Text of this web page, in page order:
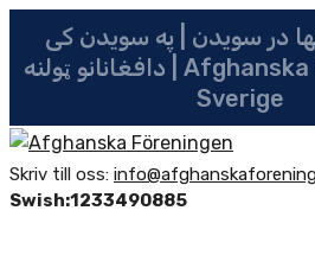
در سویدن | په سویدن کی
دافغانانو ټولنه | Afghanska Föreningen i
Sverige
Skriv till oss:
Swish:1233490885